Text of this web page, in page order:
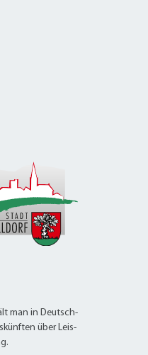
man in Deutsch-
über Leis-